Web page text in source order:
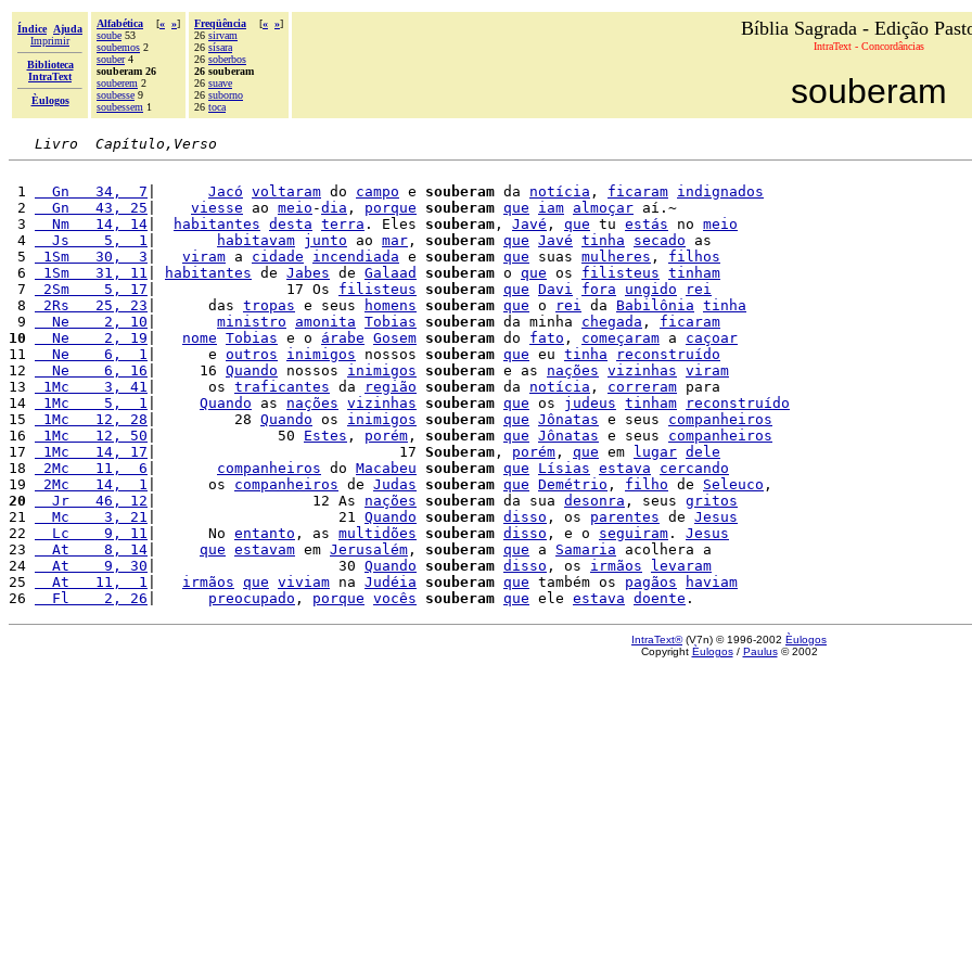
Índice
Ajuda
Imprimir
Biblioteca
IntraText
Èulogos
Alfabética [« »]
soube 53
soubemos 2
souber4
souberam 26
souberem 2
soubesse 9
soubessem 1
Freqüência [« »]
26 sirvam
26 sísara
26 soberbos
26 souberam
26 suave
26 suborno
26 toca
Bíblia Sagrada - Edição
IntraText - Concordâncias
souberam
Livro  Capítulo,Verso
1
  Gn   34,  7
Jacó voltaram do campo e souberam da notícia , ficaram indignados
2
  Gn   43, 25
viesse ao meio -dia , porque souberam que iam almoçar aí.~
3
  Nm   14, 14
habitantes desta terra . Eles souberam , Javé , que tu estás no meio
4
  Js    5,  1
habitavam junto ao mar , souberam que Javé tinha secado as
5
1Sm   30,  3 viram a cidade incendiada e souberam que suas mulheres , filhos
6
1Sm   31, 11 habitantes de Jabes de Galaad souberam o que os filisteus tinham
7
2Sm    5, 17 |               17 Os filisteus souberam que Davi fora ungido
rei
8
2Rs   25, 23 |      das tropas e seus homens souberam que o rei da Babilônia tinha
9
  Ne    2, 10
ministro amonita Tobias souberam da minha chegada , ficaram
10
  Ne    2, 19
nome Tobias e o árabe Gosem souberam do fato , começaram a caçoar
11
  Ne    6,  1
|      e outros inimigos nossos souberam que eu tinha
reconstruído
12
  Ne    6, 16
|     16 Quando nossos inimigos souberam e as nações vizinhas viram
13
1Mc    3, 41 |      os traficantes da região souberam da notícia , correram para
14
1Mc    5,  1 Quando as nações vizinhas souberam que os judeus tinham
reconstruído
15
1Mc   12, 28 |         28 Quando os inimigos souberam que Jônatas e seus companheiros
16
1Mc   12, 50 |              50 Estes , porém , souberam que Jônatas e seus companheiros
17
1Mc   14, 17 |                            17 Souberam , porém , que em lugar dele
18
2Mc   11,  6 companheiros do Macabeu souberam que Lísias estava
cercando
19
2Mc   14,  1 |      os companheiros de Judas souberam que Demétrio , filho de Seleuco
20
  Jr   46, 12
|                  12 As nações souberam da sua desonra , seus gritos
21
  Mc    3, 21
|                     21 Quando souberam disso , os parentes de Jesus
22
  Lc    9, 11
|      No entanto , as multidões souberam disso , e o seguiram . Jesus
23
  At    8, 14
que estavam em Jerusalém , souberam que a Samaria acolhera a
24
  At    9, 30
|                     30 Quando souberam disso , os irmãos
levaram
25
  At   11,  1
irmãos que viviam na Judéia souberam que também os pagãos
haviam
26
  Fl    2, 26
preocupado , porque vocês souberam que ele estava doente
IntraText®(V7n) © 1996-2002 Èulogos
Copyright Èulogos/ Paulus© 2002